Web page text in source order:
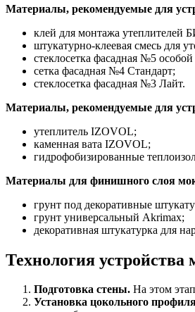
Материалы, рекомендуемые для
клей для монтажа
штукатурно-клеевая смесь для
стеклосетка фасадная №5
сетка фасадная №4 Стандарт;
стеклосетка фасадная №3 Лайт.
Материалы, рекомендуемые для
утеплитель IZOVOL;
каменная вата IZOVOL;
гидрофобизированные
Материалы для финишного слоя
грунт под декоративные
грунт универсальный Akrimax;
декоративная штукатурка для
Технология устройства
Подготовка стены. На этом
Установка цокольного